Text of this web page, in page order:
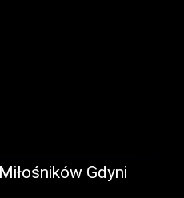
Gdyni